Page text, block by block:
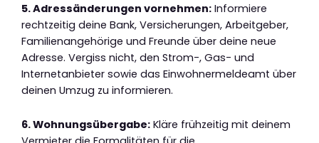
5. Adressänderungen vornehmen: Informiere
rechtzeitig deine Bank, Versicherungen, Arbeitgeber,
Familienangehörige und Freunde über deine neue
Adresse. Vergiss nicht, den Strom-, Gas- und
Internetanbieter sowie das Einwohnermeldeamt über
deinen Umzug zu informieren.
6. Wohnungsübergabe: Kläre frühzeitig mit deinem